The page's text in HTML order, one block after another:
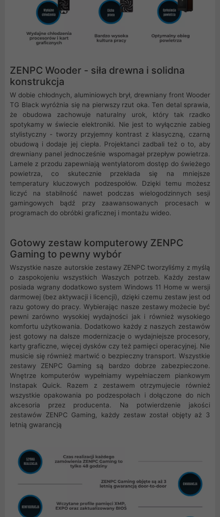
ZENPC Wooder - siła drewna i solidna
konstrukcja
W dobie chłodnych, aluminiowych brył, drewniany front Wooder
TG Black wyróżnia się na pierwszy rzut oka. Ten detal sprawia,
że obudowa zachowuje naturalny urok, który tak rzadko
spotykamy w świecie elektroniki. Nie jest to wyłącznie zabieg
stylistyczny - tworzy przyjemny kontrast z klasyczną, czarną
obudową i dodaje jej ciepła. Projektanci zadbali też o to, aby
drewniany panel jednocześnie wspomagał przepływ powietrza.
Lamele z przodu zapewniają wentylatorom dostęp do świeżego
powietrza, co skutecznie przekłada się na mniejsze
temperatury kluczowych podzespołów. Dzięki temu możesz
liczyć na stabilność nawet podczas wielogodzinnych sesji
gamingowych bądź przy zaawansowanych procesach w
programach do obróbki graficznej i montażu wideo.
Gotowy zestaw komputerowy ZENPC
Gaming to pewny wybór
Wszystkie nasze autorskie zestawy ZENPC tworzyliśmy z myślą
o zaspokojeniu wszystkich Waszych potrzeb. Każdy zestaw
posiada wgrany dodatkowo system Windows 11 Home w wersji
darmowej (bez aktywacji i licencji), dzięki czemu zestaw jest od
razu gotowy do pracy. Wybierając nasze zestawy możecie być
pewni zarówno wysokiej wydajności jak i również wysokiego
komfortu użytkowania. Dodatkowo każdy z naszych zestawów
jest gotowy na dalsze modernizacje o wydajniejsze procesory,
karty graficzne, więcej dysków czy też pamięci operacyjnej. Nie
musicie się również martwić o bezpieczny transport. Wszystkie
zestawy ZENPC Gaming są bardzo dobrze zabezpieczone.
Wnętrze komputerów wypełniamy wypełniaczem piankowym
Instapak Quick. Razem z zestawem otrzymujecie również
wszystkie opakowania po podzespołach i dołączone do nich
akcesoria przez producenta. Na potwierdzenie jakości
zestawów ZENPC Gaming, każdy zestaw został objęty aż 3
letnią gwarancją